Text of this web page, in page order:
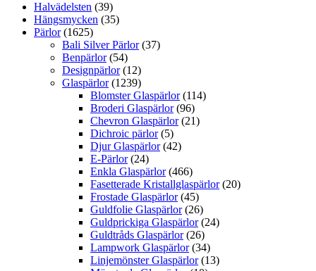
Halvädelsten (39)
Hängsmycken (35)
Pärlor (1625)
Bali Silver Pärlor (37)
Benpärlor (54)
Designpärlor (12)
Glaspärlor (1239)
Blomster Glaspärlor (114)
Broderi Glaspärlor (96)
Chevron Glaspärlor (21)
Dichroic pärlor (5)
Djur Glaspärlor (42)
E-Pärlor (24)
Enkla Glaspärlor (466)
Fasetterade Kristallglaspärlor (20)
Frostade Glaspärlor (45)
Guldfolie Glaspärlor (26)
Guldprickiga Glaspärlor (24)
Guldtråds Glaspärlor (26)
Lampwork Glaspärlor (34)
Linjemönster Glaspärlor (13)